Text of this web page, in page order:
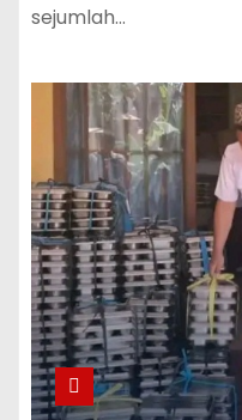
sejumlah…